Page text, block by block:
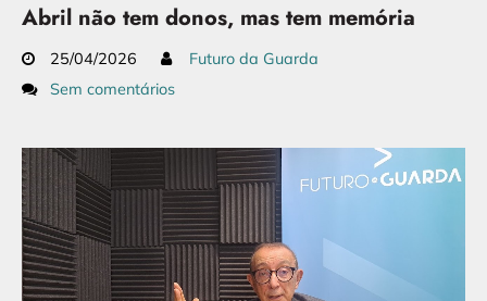
Abril não tem donos, mas tem memória
25/04/2026
Futuro da Guarda
Sem comentários